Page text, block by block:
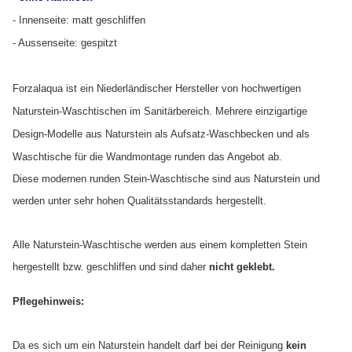
- Innenseite: matt geschliffen
- Aussenseite: gespitzt
Forzalaqua ist ein Niederländischer Hersteller von hochwertigen
Naturstein-Waschtischen im Sanitärbereich. Mehrere einzigartige
Design-Modelle aus Naturstein als Aufsatz-Waschbecken und als
Waschtische für die Wandmontage runden das Angebot ab.
Diese modernen runden Stein-Waschtische sind aus Naturstein und
werden unter sehr hohen Qualitätsstandards hergestellt.
Alle Naturstein-Waschtische werden aus einem kompletten Stein
hergestellt bzw. geschliffen und sind daher nicht geklebt.
Pflegehinweis:
Da es sich um ein Naturstein handelt darf bei der Reinigung kein